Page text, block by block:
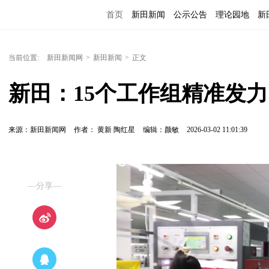
首页 新田新闻 公示公告 理论园地 新
当前位置: 新田新闻网 > 新田新闻 > 正文
新田：15个工作组精准发
来源：新田新闻网 作者： 黄新 陶红星 编辑：颜敏 2026-03-02 11:01:39
—分享—